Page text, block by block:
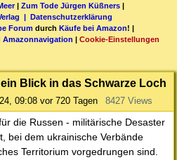
| Zum Tode Jürgen Küßners |
| Datenschutzerklärung
Forum durch Käufe bei Amazon! |
Amazonnavigation | Cookie-Einstellungen
Blick in das Schwarze Loch
09:08 vor 720 Tagen 8427 Views
die Russen - militärische Desaster
bei dem ukrainische Verbände
Territorium vorgedrungen sind.